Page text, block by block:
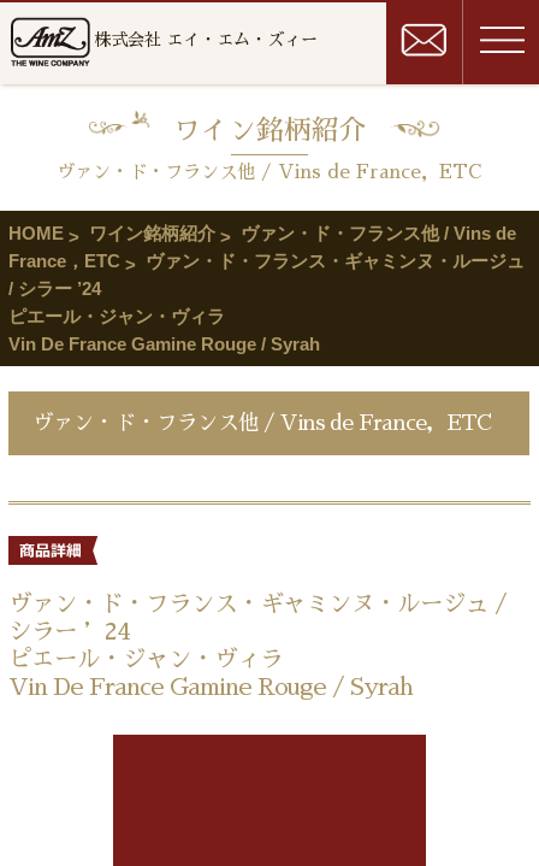
株式会社 エイ・エム・ズィー
ワイン銘柄紹介
ヴァン・ド・フランス他 / Vins de France，ETC
HOME ワイン銘柄紹介
ヴァン・ド・フランス他 / Vins de
France，ETC
ヴァン・ド・フランス・ギャミンヌ・ルージュ
/ シラー ’24
ピエール・ジャン・ヴィラ
Vin De France Gamine Rouge / Syrah
ヴァン・ド・フランス他 / Vins de France，ETC
ヴァン・ド・フランス・ギャミンヌ・ルージュ /
シラー ’24
ピエール・ジャン・ヴィラ
Vin De France Gamine Rouge / Syrah